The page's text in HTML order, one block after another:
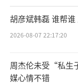
胡彦斌韩磊 谁帮
2026-08-07 22:17:20
周杰伦未受“私生
媒心情不错